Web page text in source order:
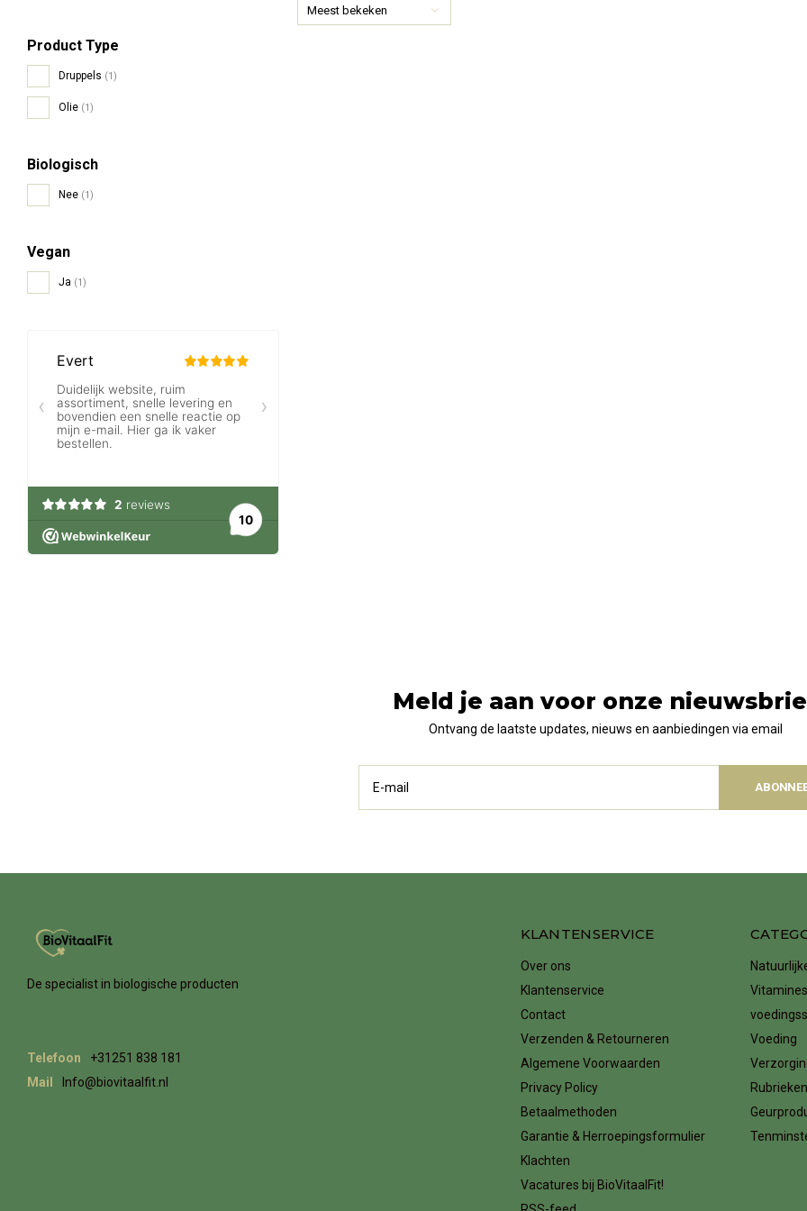
Product Type
Druppels (1)
Olie (1)
Biologisch
Nee (1)
Vegan
Ja (1)
Meest bekeken
Meld je aan voor onze
Ontvang de laatste updates, nieuws en aanbiedingen via email
De specialist in biologische producten
Telefoon
+31251 838 181
Mail
Info@biovitaalfit.nl
KLANTENSERVICE
Over ons
Klantenservice
Contact
Verzenden & Retourneren
Algemene Voorwaarden
Privacy Policy
Betaalmethoden
Garantie & Herroepingsformulier
Klachten
Vacatures bij BioVitaalFit!
Voeding
Rubrieken